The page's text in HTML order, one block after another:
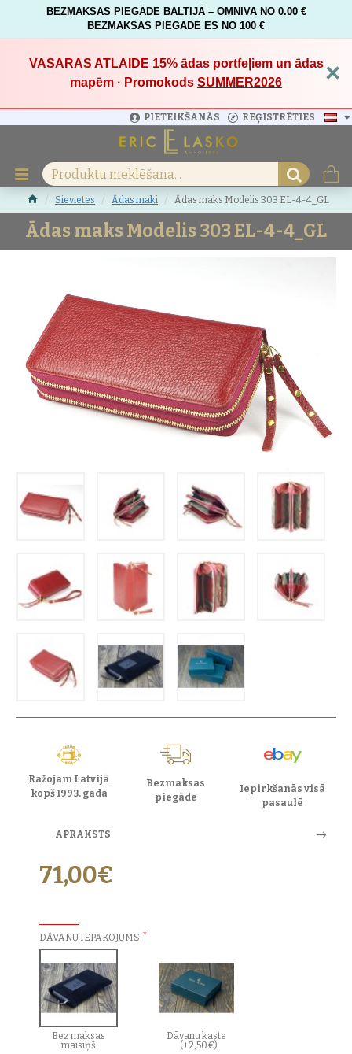
BEZMAKSAS PIEGĀDE BALTIJĀ – OMNIVA NO 0.00 €
BEZMAKSAS PIEGĀDE ES NO 100 €
VASARAS ATLAIDE 15%ādas portfeļiem un ādas
mapēm · Promokods SUMMER2026 ×
PIETEIKŠANĀS REĢISTRĒTIES
Sievietes Ādas maki Ādas maks Modelis 303 EL-4-4_GL
Ādas maks Modelis 303 EL-4-4_GL
Ražojam Latvijā
kopš 1993. gada
Bezmaksas
piegāde
Iepirkšanās visā
pasaulē
APRAKSTS
71,00€
DĀVANU IEPAKOJUMS
Bez maksas
maisiņš
Dāvanu kaste
(+2,50€)